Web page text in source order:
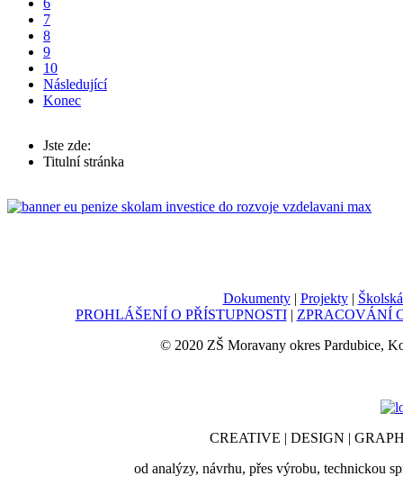
7
8
9
10
Následující
Konec
Jste zde:
Titulní stránka
Dokumenty| Projekty|
PROHLÁŠENÍ O PŘÍSTUPNOSTI| ZPRACOVÁNÍ
© 2020 ZŠ Moravany okres Pardubice,
CREATIVE | DESIGN |
od analýzy, návrhu, přes výrobu, technickou